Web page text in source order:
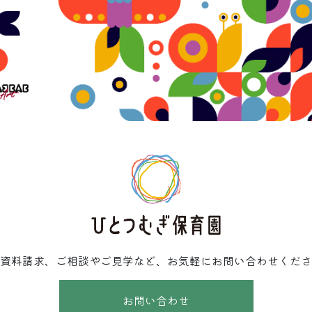
料請求、ご相談やご見学など、お気軽にお問い合わせくだ
お問い合わせ